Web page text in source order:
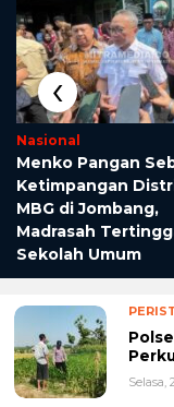
Nasional
Menko Pangan
Ketimpangan
MBG di Jombang,
Madrasah
Sekolah Umum
‹
Selasa,